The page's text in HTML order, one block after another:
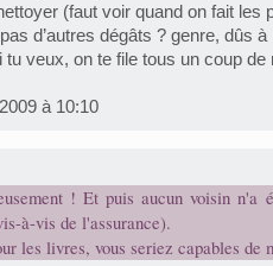
(faut voir quand on fait les
d’autres dégâts ? genre, dûs à
tu veux, on te file tous un coup de
à 10:10
! Et puis aucun voisin n'a
à-vis de l'assurance).
les livres, vous seriez capables de